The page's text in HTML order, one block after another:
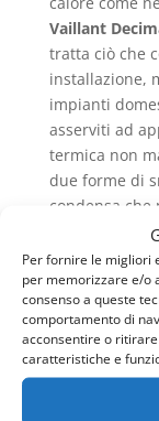
Per fornire le migliori
per memorizzare e/o
consenso a queste
comportamento di
acconsentire o
caratteristiche e
Vaillant
tratta ciò che
installazione,
impianti
asserviti ad
termica non
due forme di
condensa che
elimina la
di scarico dei
riferisce,
concetto di
particolari
ben
scarichi